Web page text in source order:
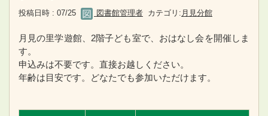
投稿日時 : 07/25 図書館管理者 カテゴリ: 月見分館
月見の里学遊館、2階子ども室で、おはなし会を開催しま
す。
申込みは不要です。直接お越しください。
年齢は目安です。どなたでも参加いただけます。